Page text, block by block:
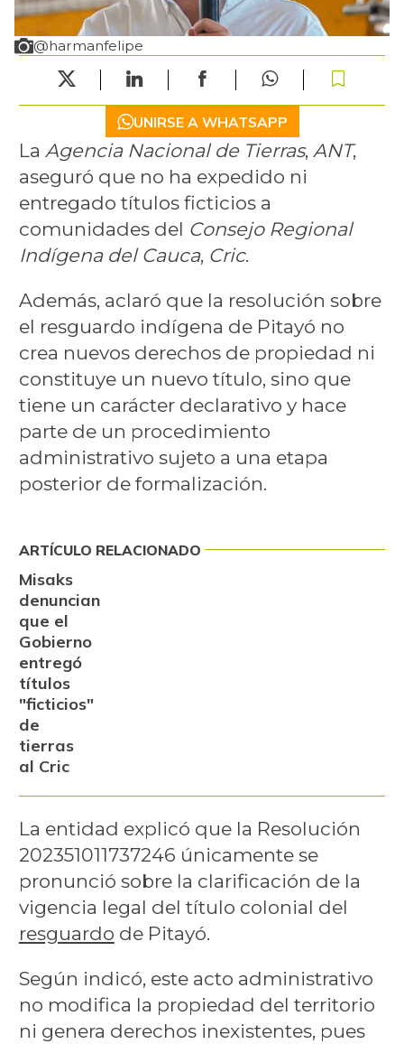
@harmanfelipe
UNIRSE A WHATSAPP
La Agencia Nacional de Tierras, ANT,
aseguró que no ha expedido ni
entregado títulos ficticios a
comunidades del Consejo Regional
Indígena del Cauca, Cric.
Además, aclaró que la resolución sobre
el resguardo indígena de Pitayó no
crea nuevos derechos de propiedad ni
constituye un nuevo título, sino que
tiene un carácter declarativo y hace
parte de un procedimiento
administrativo sujeto a una etapa
posterior de formalización.
ARTÍCULO RELACIONADO
Misaks
denuncian
que el
Gobierno
entregó
títulos
"ficticios"
de
tierras
al Cric
La entidad explicó que la Resolución
202351011737246 únicamente se
pronunció sobre la clarificación de la
vigencia legal del título colonial del
resguardo de Pitayó.
Según indicó, este acto administrativo
no modifica la propiedad del territorio
ni genera derechos inexistentes, pues